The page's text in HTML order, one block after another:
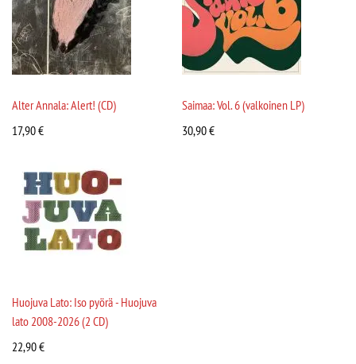
Alter Annala: Alert! (CD)
17,90€
Saimaa: Vol. 6 (valkoinen LP)
30,90€
Huojuva Lato: Iso pyörä - Huojuva
lato 2008-2026 (2 CD)
22,90€